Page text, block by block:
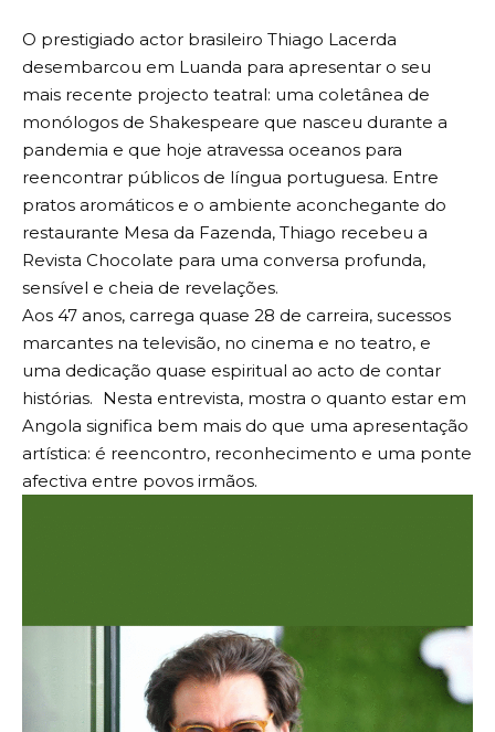
O prestigiado actor brasileiro Thiago Lacerda
desembarcou em Luanda para apresentar o seu
mais recente projecto teatral: uma coletânea de
monólogos de Shakespeare que nasceu durante a
pandemia e que hoje atravessa oceanos para
reencontrar públicos de língua portuguesa. Entre
pratos aromáticos e o ambiente aconchegante do
restaurante Mesa da Fazenda, Thiago recebeu a
Revista Chocolate para uma conversa profunda,
sensível e cheia de revelações.
Aos 47 anos, carrega quase 28 de carreira, sucessos
marcantes na televisão, no cinema e no teatro, e
uma dedicação quase espiritual ao acto de contar
histórias. Nesta entrevista, mostra o quanto estar em
Angola significa bem mais do que uma apresentação
artística: é reencontro, reconhecimento e uma ponte
afectiva entre povos irmãos.